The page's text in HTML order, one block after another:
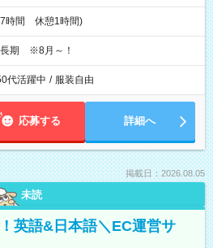
7時間 休憩1時間)
長期 ※8月～！
代活躍中 / 服装自由
応募する 詳細へ
掲載日：2026.08.05
未読
英語&日本語＼EC運営サ